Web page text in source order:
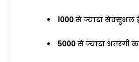
1000 से ज्यादा सेक्सुअल
5000 से ज्यादा अतरंगी